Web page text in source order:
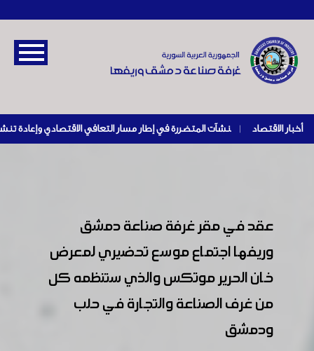
أخبار الاقتصاد |
عقد في مقر غرفة صناعة دمشق
وريفها اجتماع موسع تحضيري لمعرض
خان الحرير موتكس والذي ستنظمه كل
من غرف الصناعة والتجارة في حلب
ودمشق